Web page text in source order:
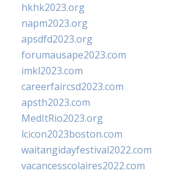
hkhk2023.org
napm2023.org
apsdfd2023.org
forumausape2023.com
imkl2023.com
careerfaircsd2023.com
apsth2023.com
MedItRio2023.org
lcicon2023boston.com
waitangidayfestival2022.com
vacancesscolaires2022.com